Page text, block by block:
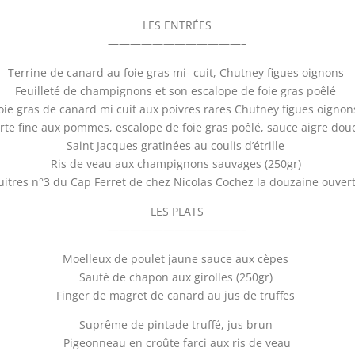
LES ENTRÉES
————————————–
Terrine de canard au foie gras mi- cuit, Chutney figues oignons
Feuilleté de champignons et son escalope de foie gras poêlé
gras de canard mi cuit aux poivres rares Chutney figues
fine aux pommes, escalope de foie gras poêlé, sauce aigre
Saint Jacques gratinées au coulis d’étrille
Ris de veau aux champignons sauvages (250gr)
n°3 du Cap Ferret de chez Nicolas Cochez la douzaine
LES PLATS
————————————–
Moelleux de poulet jaune sauce aux cèpes
Sauté de chapon aux girolles (250gr)
Finger de magret de canard au jus de truffes
Suprême de pintade truffé, jus brun
Pigeonneau en croûte farci aux ris de veau